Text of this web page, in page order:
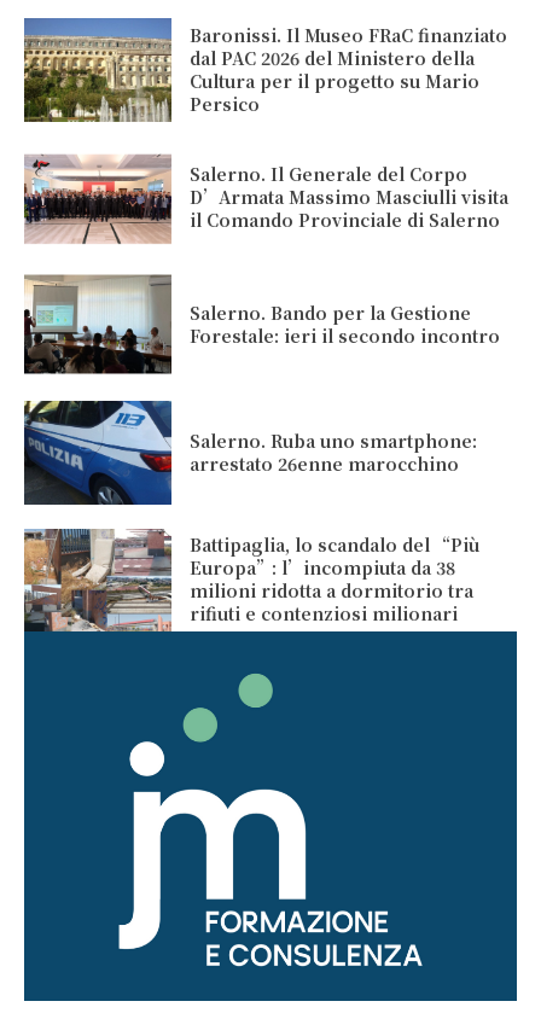
Baronissi. Il Museo FRaC finanziato
dal PAC 2026 del Ministero della
Cultura per il progetto su Mario
Persico
Salerno. Il Generale del Corpo
D’Armata Massimo Masciulli visita
il Comando Provinciale di Salerno
Salerno. Bando per la Gestione
Forestale: ieri il secondo incontro
Salerno. Ruba uno smartphone:
arrestato 26enne marocchino
Battipaglia, lo scandalo del “Più
Europa”: l’incompiuta da 38
milioni ridotta a dormitorio tra
rifiuti e contenziosi milionari